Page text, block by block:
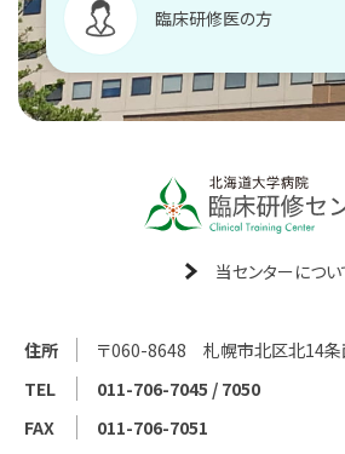
臨床研修医の方
当センターについ
住所
〒060-8648 札幌市北区北14条
TEL
011-706-7045 / 7050
FAX
011-706-7051